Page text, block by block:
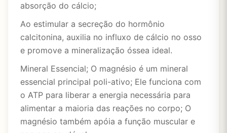
absorção do cálcio;
Ao estimular a secreção do hormônio
calcitonina, auxilia no influxo de cálcio no osso
e promove a mineralização óssea ideal.
Mineral Essencial; O magnésio é um mineral
essencial principal poli-ativo; Ele funciona com
o ATP para liberar a energia necessária para
alimentar a maioria das reações no corpo; O
magnésio também apóia a função muscular e